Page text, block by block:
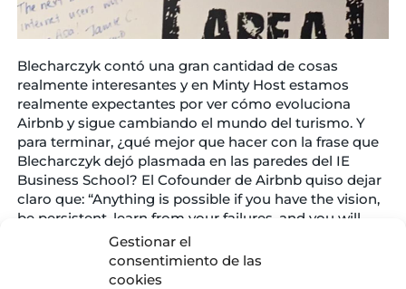
Gestionar el
consentimiento de las
cookies
Blecharczyk contó una gran cantidad de cosas
realmente interesantes y en Minty Host estamos
realmente expectantes por ver cómo evoluciona
Airbnb y sigue cambiando el mundo del turismo. Y
para terminar, ¿qué mejor que hacer con la frase que
Blecharczyk dejó plasmada en las paredes del IE
Business School? El Cofounder de Airbnb quiso dejar
claro que: “Anything is possible if you have the vision,
be persistent, learn from your failures, and you will
succeed”. O lo que es lo mismo: “Cualquier cosa es
posible si tienes visión, eres persistente y aprendes de
sus fracasos. Así tendrás éxito”.